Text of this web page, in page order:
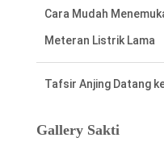
Meteran Listrik Lama
Jawa dan Perspektif
Gallery Sakti